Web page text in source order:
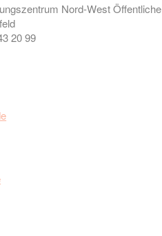
Nord-West Öffentliche
20 99